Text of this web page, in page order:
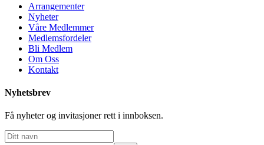
Arrangementer
Nyheter
Våre Medlemmer
Medlemsfordeler
Bli Medlem
Om Oss
Kontakt
Nyhetsbrev
Få nyheter og invitasjoner rett i innboksen.